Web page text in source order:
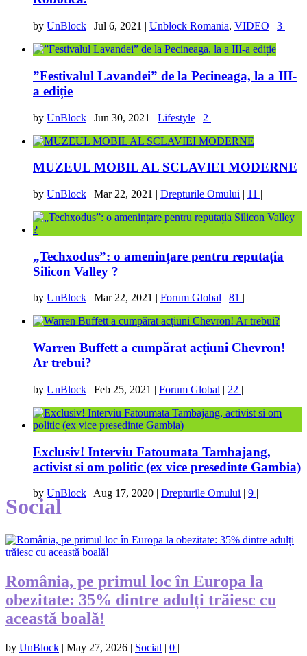
by UnBlock | Jul 6, 2021 | Unblock Romania, VIDEO | 3 |
”Festivalul Lavandei” de la Pecineaga, la a III-
a ediție
by UnBlock | Jun 30, 2021 | Lifestyle | 2 |
MUZEUL MOBIL AL SCLAVIEI MODERNE
by UnBlock | Mar 22, 2021 | Drepturile Omului | 11 |
„Techxodus”: o amenințare pentru reputația
Silicon Valley ?
by UnBlock Mar 22, 2021 Forum Global 81
Warren Buffett a cumpărat acțiuni Chevron!
Ar trebui?
by UnBlock | Feb 25, 2021 | Forum Global | 22 |
Exclusiv! Interviu Fatoumata Tambajang,
activist si om politic (ex vice presedinte Gambia)
by UnBlock | Aug 17, 2020 | Drepturile Omului | 9 |
Social
România, pe primul loc în Europa la
obezitate: 35% dintre adulți trăiesc cu
această boală!
by UnBlock | May 27, 2026 | Social | 0 |